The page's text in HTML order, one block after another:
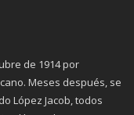
de 1914 por
Meses después, se
López Jacob, todos